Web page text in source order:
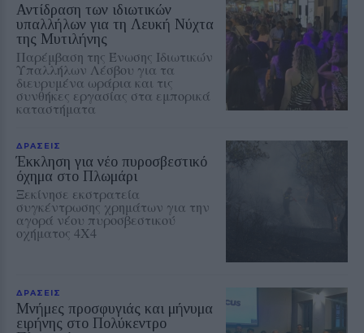
Αντίδραση των ιδιωτικών
υπαλλήλων για τη Λευκή Νύχτα
της Μυτιλήνης
Παρέμβαση της Ένωσης Ιδιωτικών
Υπαλλήλων Λέσβου για τα
διευρυμένα ωράρια και τις
συνθήκες εργασίας στα εμπορικά
καταστήματα
ΔΡΑΣΕΙΣ
Έκκληση για νέο πυροσβεστικό
όχημα στο Πλωμάρι
Ξεκίνησε εκστρατεία
συγκέντρωσης χρημάτων για την
αγορά νέου πυροσβεστικού
οχήματος 4Χ4
ΔΡΑΣΕΙΣ
Μνήμες προσφυγιάς και μήνυμα
ειρήνης στο Πολύκεντρο